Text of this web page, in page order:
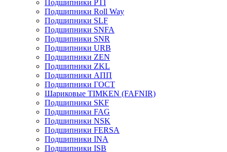
Подшипники PTI
Подшипники Roll Way
Подшипники SLF
Подшипники SNFA
Подшипники SNR
Подшипники URB
Подшипники ZEN
Подшипники ZKL
Подшипники АПП
Подшипники ГОСТ
Шариковые ТІMKEN (FAFNIR)
Подшипники SKF
Подшипники FAG
Подшипники NSK
Подшипники FERSA
Подшипники INA
Подшипники ISB